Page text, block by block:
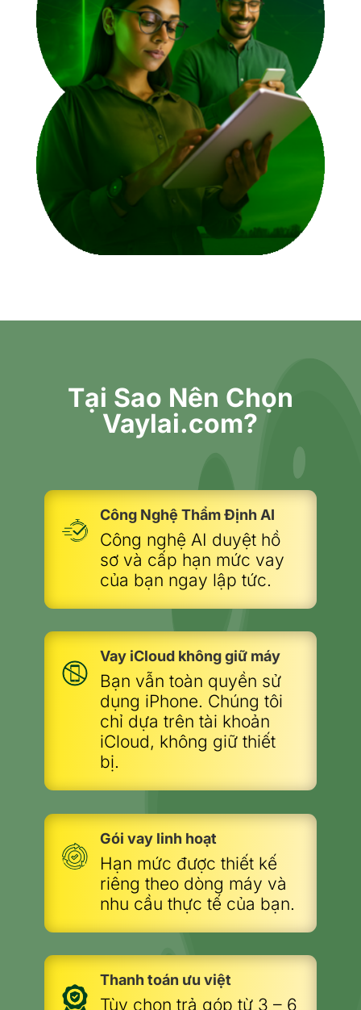
Tại Sao Nên Chọn
Vaylai.com?
Công Nghệ Thẩm Định AI
Công nghệ AI duyệt hồ
sơ và cấp hạn mức vay
của bạn ngay lập tức.
Vay iCloud không giữ máy
Bạn vẫn toàn quyền sử
dụng iPhone. Chúng tôi
chỉ dựa trên tài khoản
iCloud, không giữ thiết
bị.
Gói vay linh hoạt
Hạn mức được thiết kế
riêng theo dòng máy và
nhu cầu thực tế của bạn.
Thanh toán ưu việt
Tùy chọn trả góp từ 3 – 6